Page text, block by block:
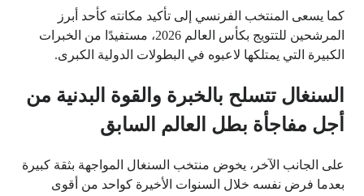
كما يسعى المنتخب الفرنسي إلى تأكيد مكانته كأحد أبرز
المرشحين للتتويج بكأس العالم 2026، مستفيدًا من الخبرات
الكبيرة التي يمتلكها لاعبوه في البطولات الدولية الكبرى.
السنغال تتسلح بالخبرة والقوة البدنية من
أجل مفاجأة بطل العالم السابق
على الجانب الآخر، يخوض منتخب السنغال المواجهة بثقة كبيرة
بعدما فرض نفسه خلال السنوات الأخيرة كواحد من أقوى